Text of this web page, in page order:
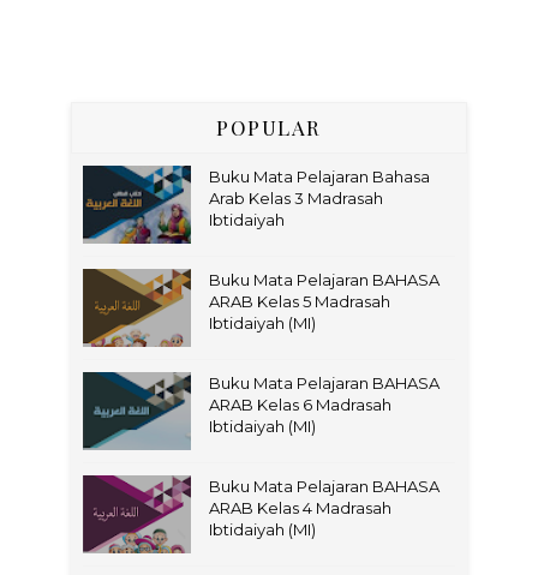
POPULAR
Buku Mata Pelajaran Bahasa
Arab Kelas 3 Madrasah
Ibtidaiyah
Buku Mata Pelajaran BAHASA
ARAB Kelas 5 Madrasah
Ibtidaiyah (MI)
Buku Mata Pelajaran BAHASA
ARAB Kelas 6 Madrasah
Ibtidaiyah (MI)
Buku Mata Pelajaran BAHASA
ARAB Kelas 4 Madrasah
Ibtidaiyah (MI)